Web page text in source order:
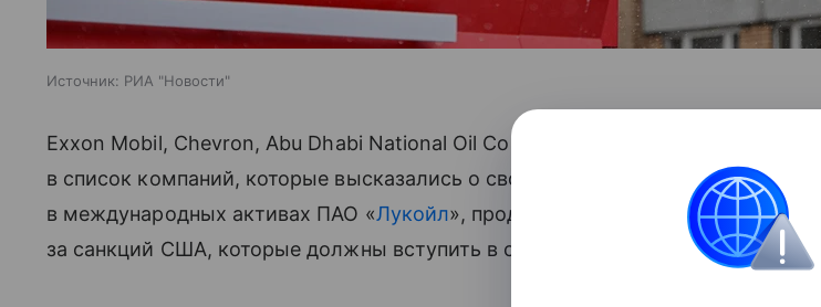
Источник: РИА "Новости"
Exxon Mobil, Chevron, Abu Dhabi National Oil Co. (ADNOC) и Carlyle Group вошли
в список компаний, которые высказались о своей заинтересованности
в международных активах ПАО «Лукойл», продажа которых ускорилась из-
за санкций США, которые должны вступить в силу в следующем месяце.